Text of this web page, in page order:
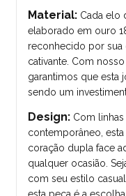
Material: Cada elo
elaborado em ouro
reconhecido por
cativante. Com
garantimos que esta
sendo um
Design: Com
contemporâneo,
coração dupla face
qualquer ocasião.
com seu estilo